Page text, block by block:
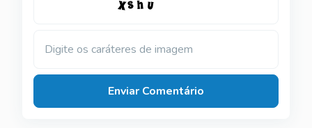
Digite os caráteres de imagem
Enviar Comentário